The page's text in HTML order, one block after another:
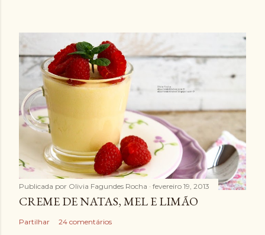
m
c
o
e
n
t
á
r
i
o
Publicada por Olivia Fagundes Rocha fevereiro 19, 2013
CREME DE NATAS, MEL E LIMÃO
Partilhar 24 comentários